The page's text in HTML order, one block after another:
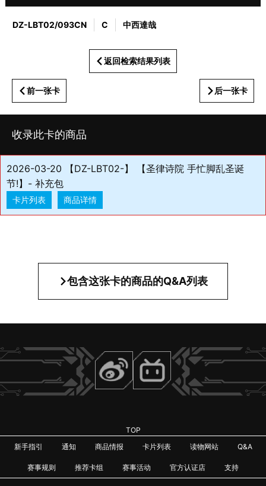
DZ-LBT02/093CN C 中西達哉
前一张卡
返回检索结果列表
后一张卡
收录此卡的商品
2026-03-20 【DZ-LBT02-】 【圣律诗院 手忙脚乱圣诞
节!】- 补充包
卡片列表 商品详情
包含这张卡的商品的Q&A列表
TOP
新手指引
通知 商品情报 卡片列表 读物网站 Q&A
赛事规则 推荐卡组 赛事活动 官方认证店 支持